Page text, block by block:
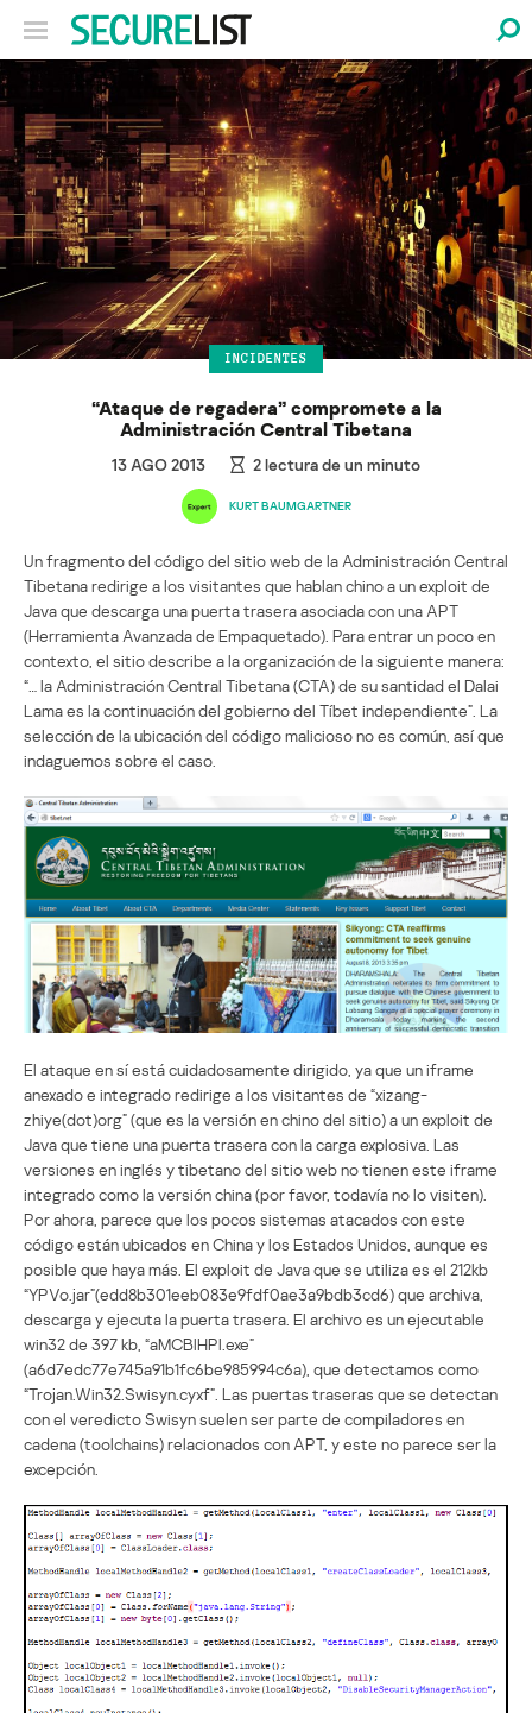
INCIDENTES
“Ataque de regadera” compromete a la
Administración Central Tibetana
13 AGO 2013 2lectura de un minuto
KURT BAUMGARTNER
Un fragmento del código del sitio web de la Administración Central
Tibetana redirige a los visitantes que hablan chino a un exploit de
Java que descarga una puerta trasera asociada con una APT
(Herramienta Avanzada de Empaquetado). Para entrar un poco en
contexto, el sitio describe a la organización de la siguiente manera:
“… la Administración Central Tibetana (CTA) de su santidad el Dalai
Lama es la continuación del gobierno del Tíbet independiente”. La
selección de la ubicación del código malicioso no es común, así que
indaguemos sobre el caso.
El ataque en sí está cuidadosamente dirigido, ya que un iframe
anexado e integrado redirige a los visitantes de “xizang-
zhiye(dot)org” (que es la versión en chino del sitio) a un exploit de
Java que tiene una puerta trasera con la carga explosiva. Las
versiones en inglés y tibetano del sitio web no tienen este iframe
integrado como la versión china (por favor, todavía no lo visiten).
Por ahora, parece que los pocos sistemas atacados con este
código están ubicados en China y los Estados Unidos, aunque es
posible que haya más. El exploit de Java que se utiliza es el 212kb
“YPVo.jar”(edd8b301eeb083e9fdf0ae3a9bdb3cd6) que archiva,
descarga y ejecuta la puerta trasera. El archivo es un ejecutable
win32 de 397 kb, “aMCBlHPl.exe”
(a6d7edc77e745a91b1fc6be985994c6a), que detectamos como
“Trojan.Win32.Swisyn.cyxf”. Las puertas traseras que se detectan
con el veredicto Swisyn suelen ser parte de compiladores en
cadena (toolchains) relacionados con APT, y este no parece ser la
excepción.